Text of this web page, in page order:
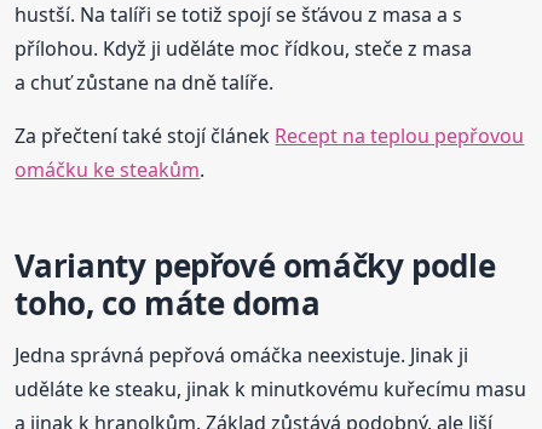
hustší. Na talíři se totiž spojí se šťávou z masa a s
přílohou. Když ji uděláte moc řídkou, steče z masa
a chuť zůstane na dně talíře.
Za přečtení také stojí článek Recept na teplou pepřovou
omáčku ke steakům.
Varianty pepřové omáčky podle
toho, co máte doma
Jedna správná pepřová omáčka neexistuje. Jinak ji
uděláte ke steaku, jinak k minutkovému kuřecímu masu
a jinak k hranolkům. Základ zůstává podobný, ale liší